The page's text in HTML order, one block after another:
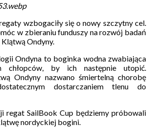
wzbogaciły się o nowy szczytny cel.
w zbieraniu funduszy na rozwój badań
Ondyny.
Ondyna to boginka wodna zwabiająca
chłopców, by ich następnie utopić.
Ondyny nazwano śmiertelną chorobę
dostarczaniem tlenu do
regat SailBook Cup będziemy próbowali
nordyckiej bogini.